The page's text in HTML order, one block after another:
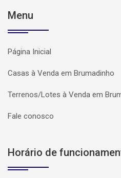
Menu
Página Inicial
Casas à Venda em Brumadinho
Terrenos/Lotes à Venda em
Fale conosco
Horário de